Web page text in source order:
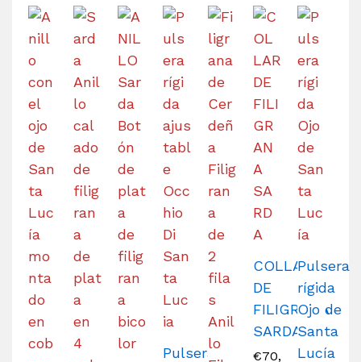
Pulsera
COLLAR
DE
FILIGRANA
SARDA
€70,
Pulsera
rígida
Ojo de
Santa
Lucía